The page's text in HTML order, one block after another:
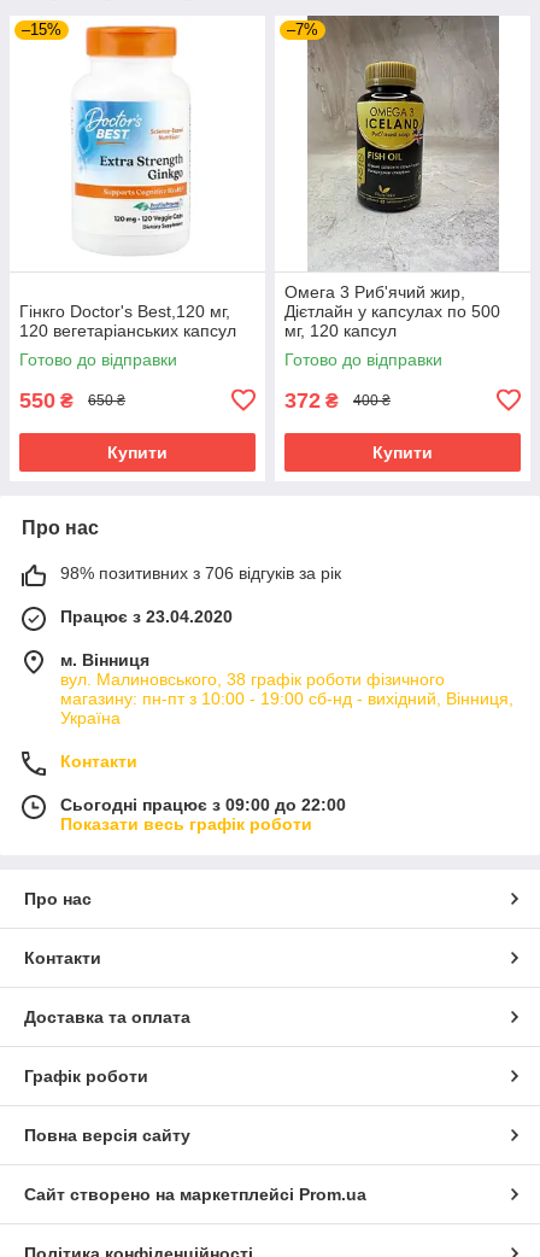
–15%
Гінкго Doctor's Best,120 мг,
120 вегетаріанських капсул
Готово до відправки
550 ₴ 650 ₴
Купити
–7%
Омега 3 Риб'ячий жир,
Дієтлайн у капсулах по 500
мг, 120 капсул
Готово до відправки
372 ₴ 400 ₴
Купити
Про нас
98% позитивних з 706 відгуків за рік
Працює з 23.04.2020
м. Вінниця
вул. Малиновського, 38 графік роботи фізичного
магазину: пн-пт з 10:00 - 19:00 сб-нд - вихідний, Вінниця,
Україна
Контакти
Сьогодні працює з 09:00 до 22:00
Показати весь графік роботи
Про нас
Контакти
Доставка та оплата
Графік роботи
Повна версія сайту
Сайт створено на маркетплейсі Prom.ua